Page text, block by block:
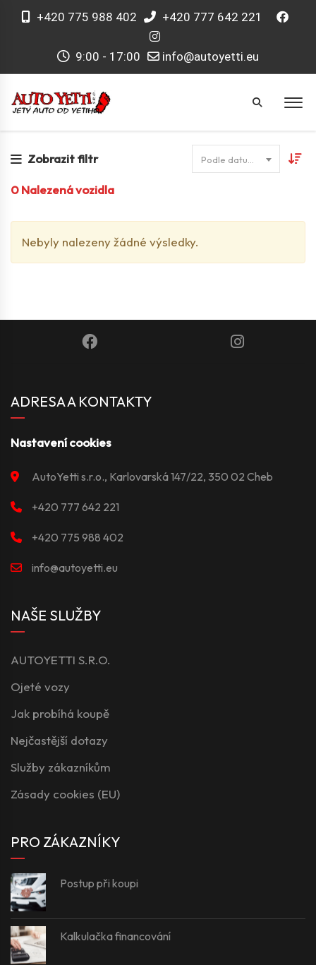
+420 775 988 402 +420 777 642 221
9:00 - 17:00 info@autoyetti.eu
Zobrazit filtr
0Nalezená vozidla
Nebyly nalezeny žádné výsledky.
ADRESA A KONTAKTY
Nastavení cookies
AutoYetti s.r.o., Karlovarská 147/22, 350 02 Cheb
+420 777 642 221
+420 775 988 402
info@autoyetti.eu
NAŠE SLUŽBY
AUTOYETTI S.R.O.
Ojeté vozy
Jak probíhá koupě
Nejčastější dotazy
Služby zákazníkům
Zásady cookies (EU)
PRO ZÁKAZNÍKY
Postup při koupi
Kalkulačka financování